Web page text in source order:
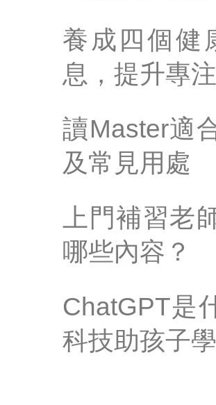
養成四個健
息，提升專
讀Master適
及常見用處
上門補習老
哪些內容？
ChatGPT是
科技助孩子